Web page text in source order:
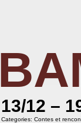
13/12 –
Categories: Contes et